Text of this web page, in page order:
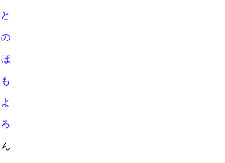
と
の
ほ
も
よ
ろ
ん